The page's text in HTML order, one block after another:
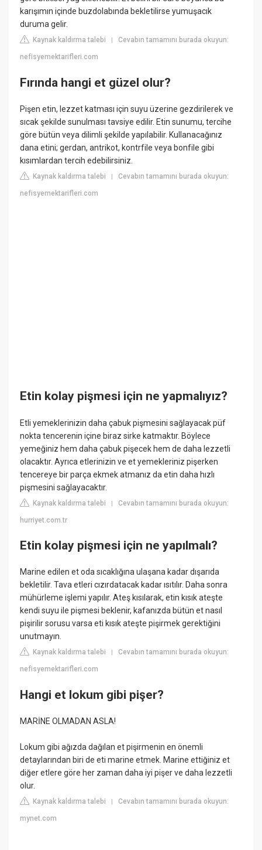
karışımın içinde buzdolabında bekletilirse yumuşacık
duruma gelir.
Kaynak kaldırma talebi |Cevabın tamamını burada okuyun:
nefisyemektarifleri.com
Fırında hangi et güzel olur?
Pişen etin, lezzet katması için suyu üzerine gezdirilerek ve
sıcak şekilde sunulması tavsiye edilir. Etin sunumu, tercihe
göre bütün veya dilimli şekilde yapılabilir. Kullanacağınız
dana etini; gerdan, antrikot, kontrfile veya bonfile gibi
kısımlardan tercih edebilirsiniz.
Kaynak kaldırma talebi |Cevabın tamamını burada okuyun:
nefisyemektarifleri.com
Etin kolay pişmesi için ne yapmalıyız?
Etli yemeklerinizin daha çabuk pişmesini sağlayacak püf
nokta tencerenin içine biraz sirke katmaktır. Böylece
yemeğiniz hem daha çabuk pişecek hem de daha lezzetli
olacaktır. Ayrıca etlerinizin ve et yemekleriniz pişerken
tencereye bir parça ekmek atmanız da etin daha hızlı
pişmesini sağlayacaktır.
Kaynak kaldırma talebi |Cevabın tamamını burada okuyun:
hurriyet.com.tr
Etin kolay pişmesi için ne yapılmalı?
Marine edilen et oda sıcaklığına ulaşana kadar dışarıda
bekletilir. Tava etleri cızırdatacak kadar ısıtılır. Daha sonra
mühürleme işlemi yapılır. Ateş kısılarak, etin kısık ateşte
kendi suyu ile pişmesi beklenir, kafanızda bütün et nasıl
pişirilir sorusu varsa eti kısık ateşte pişirmek gerektiğini
unutmayın.
Kaynak kaldırma talebi |Cevabın tamamını burada okuyun:
nefisyemektarifleri.com
Hangi et lokum gibi pişer?
MARİNE OLMADAN ASLA!
Lokum gibi ağızda dağılan et pişirmenin en önemli
detaylarından biri de eti marine etmek. Marine ettiğiniz et
diğer etlere göre her zaman daha iyi pişer ve daha lezzetli
olur.
Kaynak kaldırma talebi |Cevabın tamamını burada okuyun:
mynet.com